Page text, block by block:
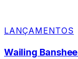
LANÇAMENTOS
Wailing